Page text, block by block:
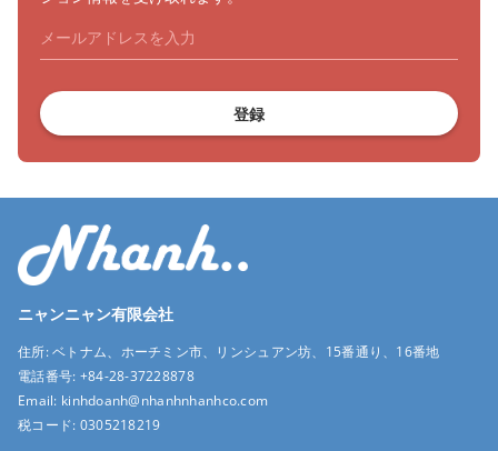
登録
ニャンニャン有限会社
住所:ベトナム、ホーチミン市、リンシュアン坊、15番通り、16番地
電話番号: +84-28-37228878
Email: kinhdoanh@nhanhnhanhco.com
税コード: 0305218219